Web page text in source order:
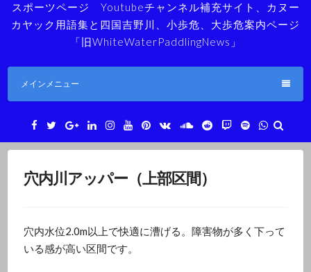
スポーツページ Youtubeチャンネル補充サイト、カヌー
カヤック用語集と四国吉野川、小歩危、大歩危案内ページ
「旧WhiteWaterPaddlingNews」
メインメニュー
Facebook
TwitterGoogle+LinkedInInstagramYouTube
Pinterest
VK SoundCloud
RedditTwitchSpotify
穴内川アッパー（上部区間）
穴内水位2.0m以上で快適に漕げる。障害物が多く下って
いる感が高い区間です。